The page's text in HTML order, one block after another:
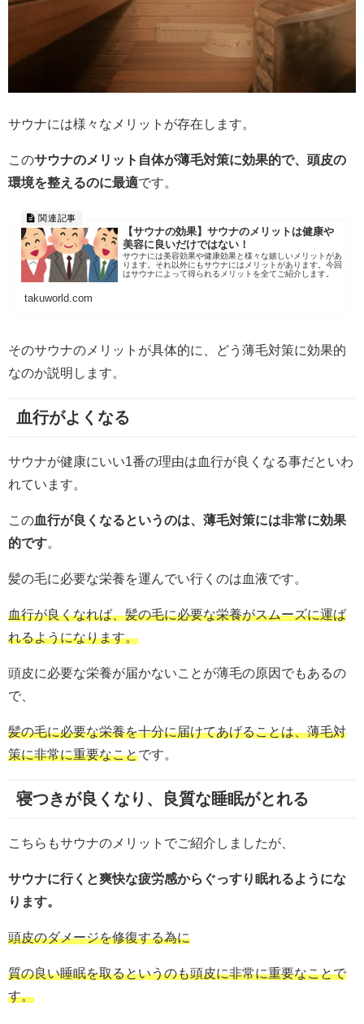
サウナには様々なメリットが存在します。
このサウナのメリット自体が薄毛対策に効果的で、頭皮の
環境を整えるのに最適です。
【サウナの効果】サウナのメリットは健康や
美容に良いだけではない！
サウナには美容効果や健康効果と様々な嬉しいメリットがあ
ります。それ以外にもサウナにはメリットがあります。今回
はサウナによって得られるメリットを全てご紹介します。
takuworld.com
そのサウナのメリットが具体的に、どう薄毛対策に効果的
なのか説明します。
血行がよくなる
サウナが健康にいい1番の理由は血行が良くなる事だといわ
れています。
この血行が良くなるというのは、薄毛対策には非常に効果
的です。
髪の毛に必要な栄養を運んでい行くのは血液です。
血行が良くなれば、髪の毛に必要な栄養がスムーズに運ば
れるようになります。
頭皮に必要な栄養が届かないことが薄毛の原因でもあるの
で、
髪の毛に必要な栄養を十分に届けてあげることは、薄毛対
策に非常に重要なことです。
寝つきが良くなり、良質な睡眠がとれる
こちらもサウナのメリットでご紹介しましたが、
サウナに行くと爽快な疲労感からぐっすり眠れるようにな
ります。
頭皮のダメージを修復する為に
質の良い睡眠を取るというのも頭皮に非常に重要なことで
す。